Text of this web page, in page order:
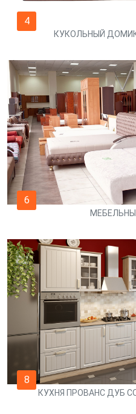
4
КУКОЛЬНЫЙ
6
8
КУХНЯ ПРОВАНС ДУБ